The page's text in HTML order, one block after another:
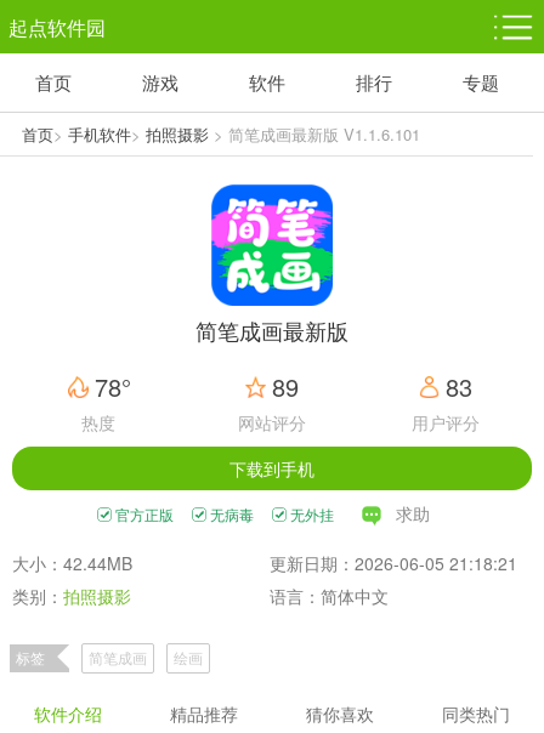
起点软件园
塔防游戏
1千+款游戏
休闲益智
1万+款游戏
体育竞技
5百+款游戏
赛车竞速
3百+款游戏
首页 游戏 软件 排行 专题
首页> 手机软件> 拍照摄影 > 简笔成画最新版 V1.1.6.101
简笔成画最新版
78°
热度
89
网站评分
83
用户评分
下载到手机
官方正版 无病毒 无外挂 求助
大小：42.44MB
更新日期：2026-06-05 21:18:21
类别： 拍照摄影 语言：简体中文
标签 简笔成画 绘画
软件介绍 精品推荐 猜你喜欢 同类热门